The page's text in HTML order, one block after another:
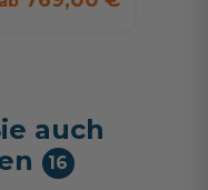
auch
16